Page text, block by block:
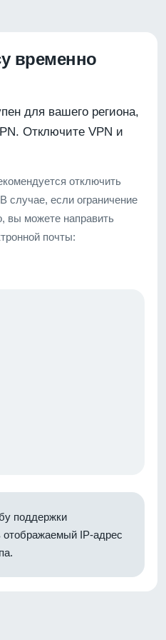
временно
для вашего региона,
Отключите VPN и
отключить
случае, если ограничение
вы можете направить
почты:
поддержки
отображаемый IP-адрес